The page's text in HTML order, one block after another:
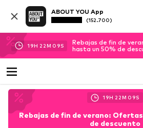
ABOUT YOU App
(152.700)
19H 22M 08S
Rebajas de fin de
hasta un 50% de
19H 22M 08S
Rebajas de fin de verano:
de descuento